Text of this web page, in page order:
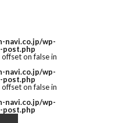
navi.co.jp/wp-
on false in
navi.co.jp/wp-
on false in
navi.co.jp/wp-